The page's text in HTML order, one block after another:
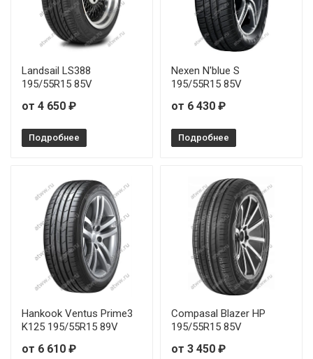
Landsail LS388
195/55R15 85V
от 4 650 ₽
Подробнее
Nexen N'blue S
195/55R15 85V
от 6 430 ₽
Подробнее
Hankook Ventus Prime3
K125 195/55R15 89V
от 6 610 ₽
Compasal Blazer HP
195/55R15 85V
от 3 450 ₽